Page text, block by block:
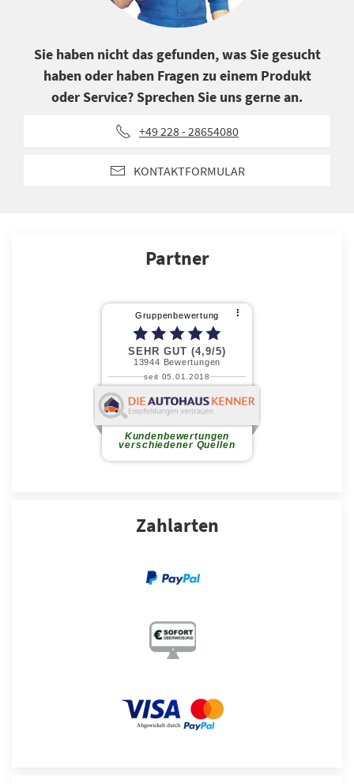
Sie haben nicht das gefunden, was Sie gesucht
haben oder haben Fragen zu einem Produkt
oder Service? Sprechen Sie uns gerne an.
+49 228 - 28654080
KONTAKTFORMULAR
Partner
Zahlarten